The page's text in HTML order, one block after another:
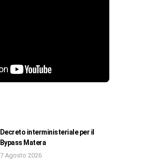
Decreto interministeriale per il
Bypass Matera
7 Agosto 2026